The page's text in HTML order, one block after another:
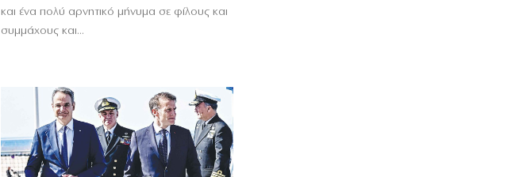
και ένα πολύ αρνητικό μήνυμα σε φίλους και
συμμάχους και...